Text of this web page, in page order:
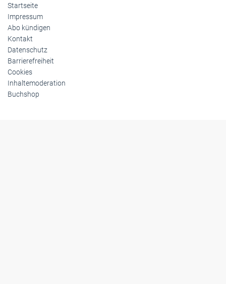
Startseite
Impressum
Abo kündigen
Kontakt
Datenschutz
Barrierefreiheit
Cookies
Inhaltemoderation
Buchshop